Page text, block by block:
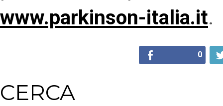
www.parkinson-italia.it.
0
CERCA